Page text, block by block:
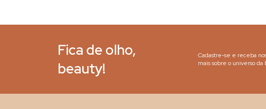
Fica de olho,
beauty!
Cadastre-se e receba
mais sobre o universo da